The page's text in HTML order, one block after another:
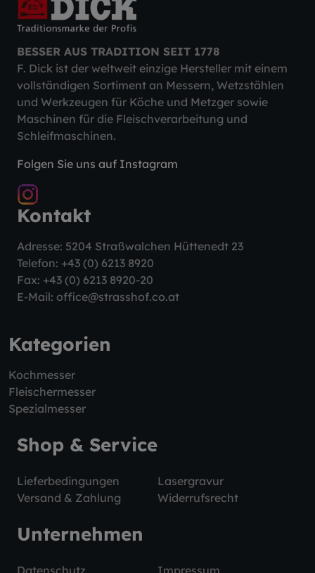
BESSER AUS TRADITION SEIT 1778
F. Dick ist der weltweit einzige Hersteller mit einem
vollständigen Sortiment an Messern, Wetzstählen
und Werkzeugen für Köche und Metzger sowie
Maschinen für die Fleischverarbeitung und
Schleifmaschinen.
Folgen Sie uns auf Instagram
Kontakt
Adresse: 5204 Straßwalchen Hüttenedt 23
Telefon: +43 (0) 6213 8920
Fax: +43 (0) 6213 8920-20
E-Mail: office@strasshof.co.at
Kategorien
Kochmesser
Fleischermesser
Spezialmesser
Shop & Service
Lieferbedingungen
Lasergravur
Versand & Zahlung
Widerrufsrecht
Unternehmen